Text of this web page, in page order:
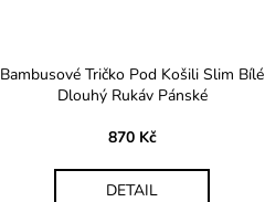
Bambusové Tričko Pod Košili Slim Bílé
Dlouhý Rukáv Pánské
870 Kč
DETAIL